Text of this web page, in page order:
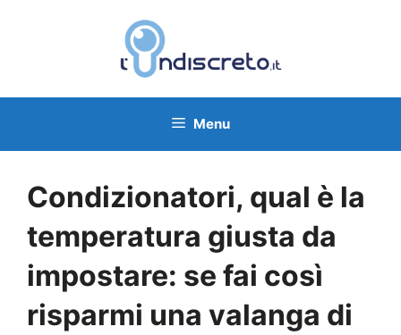
Menu
Condizionatori, qual è la
temperatura giusta da
impostare: se fai così
risparmi una valanga di